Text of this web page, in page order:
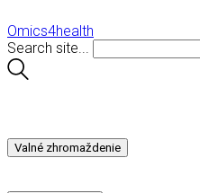
Omics4health
Search site...
Valné zhromaždenie